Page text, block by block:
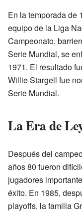
En la temporada de
equipo de la Liga
Campeonato,
Serie Mundial, se
1971. El resultado
Willie Stargell fue
Serie Mundial.
La Era de
Después del
años 80 fueron
jugadores
éxito. En 1985,
playoffs, la familia